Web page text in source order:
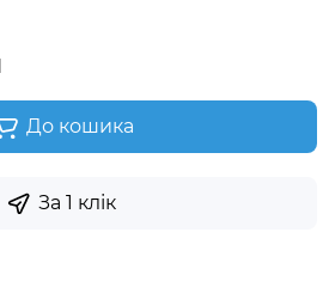
До кошика
За 1 клік